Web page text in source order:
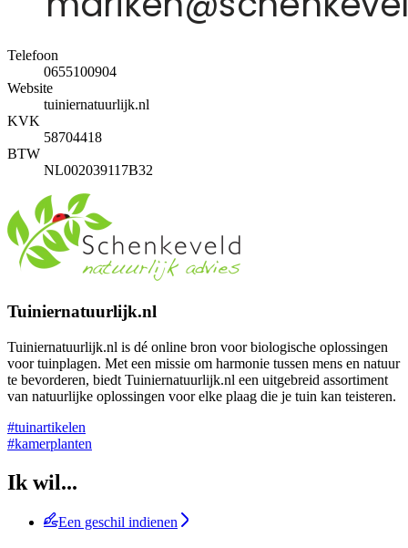
Telefoon
0655100904
Website
tuiniernatuurlijk.nl
KVK
58704418
BTW
NL002039117B32
Tuiniernatuurlijk.nl
Tuiniernatuurlijk.nl is dé online bron voor biologische oplossingen
voor tuinplagen. Met een missie om harmonie tussen mens en natuur
te bevorderen, biedt Tuiniernatuurlijk.nl een uitgebreid assortiment
van natuurlijke oplossingen voor elke plaag die je tuin kan teisteren.
#tuinartikelen
#kamerplanten
Ik wil...
Een geschil indienen